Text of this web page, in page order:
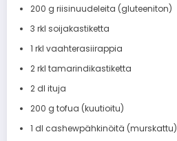
200 g riisinuudeleita (gluteeniton)
3 rkl soijakastiketta
1 rkl vaahterasiirappia
2 rkl tamarindikastiketta
2 dl ituja
200 g tofua (kuutioitu)
1 dl cashewpähkinöitä (murskattu)